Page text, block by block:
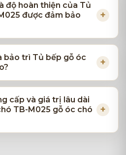
độ hoàn thiện của Tủ
được đảm bảo
bảo trì Tủ bếp gỗ óc
cấp và giá trị lâu dài
TB-M025 gỗ óc chó